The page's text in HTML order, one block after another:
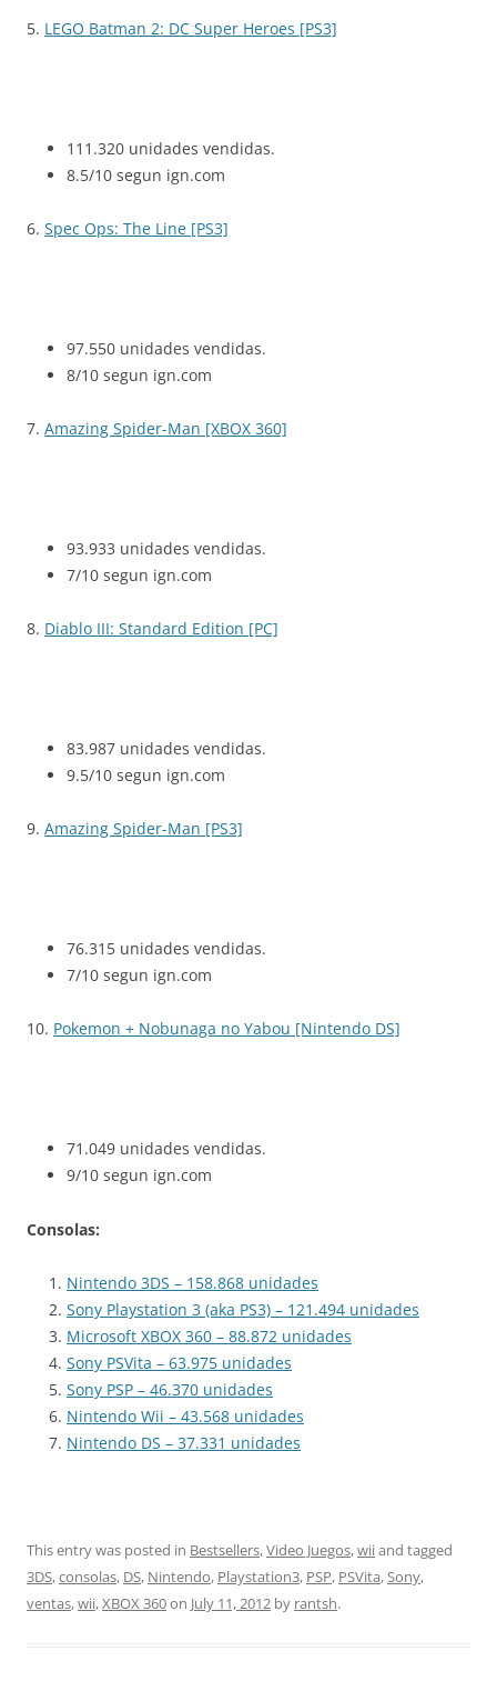
5. LEGO Batman 2: DC Super Heroes [PS3]
111.320 unidades vendidas.
8.5/10 segun ign.com
6. Spec Ops: The Line [PS3]
97.550 unidades vendidas.
8/10 segun ign.com
7. Amazing Spider-Man [XBOX 360]
93.933 unidades vendidas.
7/10 segun ign.com
8. Diablo III: Standard Edition [PC]
83.987 unidades vendidas.
9.5/10 segun ign.com
9. Amazing Spider-Man [PS3]
76.315 unidades vendidas.
7/10 segun ign.com
10. Pokemon + Nobunaga no Yabou [Nintendo DS]
71.049 unidades vendidas.
9/10 segun ign.com
Consolas:
Nintendo 3DS – 158.868 unidades
Sony Playstation 3 (aka PS3) – 121.494 unidades
Microsoft XBOX 360 – 88.872 unidades
Sony PSVita – 63.975 unidades
Sony PSP – 46.370 unidades
Nintendo Wii – 43.568 unidades
Nintendo DS – 37.331 unidades
This entry was posted in Bestsellers,Video Juegos,wiiand tagged
3DS,consolas, DS, Nintendo, Playstation3, PSP, PSVita,Sony,
ventas,wii,XBOX 360on July 11, 2012 by rantsh.